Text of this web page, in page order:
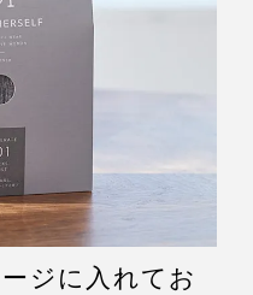
ジに入れてお